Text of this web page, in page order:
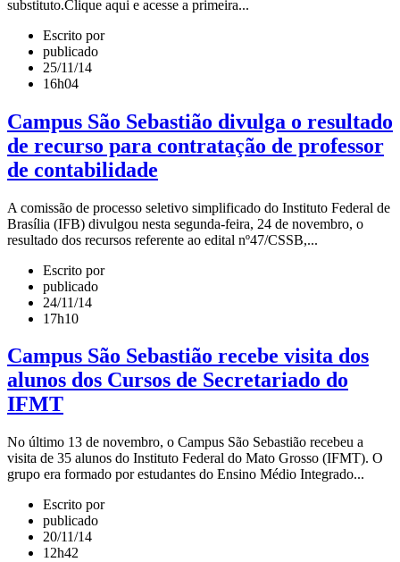
substituto.Clique aqui e acesse a primeira...
Escrito por
publicado
25/11/14
16h04
Campus São Sebastião divulga o resultado
de recurso para contratação de professor
de contabilidade
A comissão de processo seletivo simplificado do Instituto Federal de
Brasília (IFB) divulgou nesta segunda-feira, 24 de novembro, o
resultado dos recursos referente ao edital nº47/CSSB,...
Escrito por
publicado
24/11/14
17h10
Campus São Sebastião recebe visita dos
alunos dos Cursos de Secretariado do
IFMT
No último 13 de novembro, o Campus São Sebastião recebeu a
visita de 35 alunos do Instituto Federal do Mato Grosso (IFMT). O
grupo era formado por estudantes do Ensino Médio Integrado...
Escrito por
publicado
20/11/14
12h42